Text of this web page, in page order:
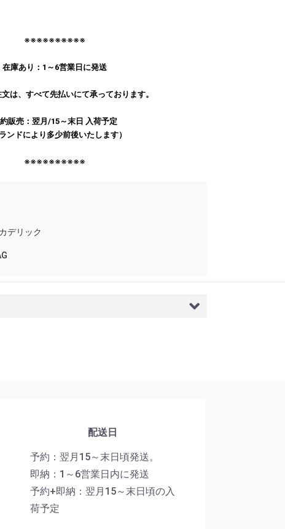
※※※※※※※※※※
在庫あり：1～6営業日に発送
は、すべて先払いにて承っております。
販売：翌月/15～末日 入荷予定
ランドにより多少前後いたします）
※※※※※※※※※※
デリック
配送日
予約：翌月15～末日頃発送。
即納：1～6営業日内に発送
予約+即納：翌月15～末日頃の入
荷予定